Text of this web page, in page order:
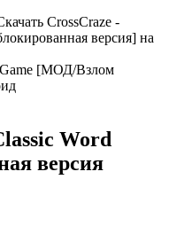
CrossCraze -
версия] на
Word
версия